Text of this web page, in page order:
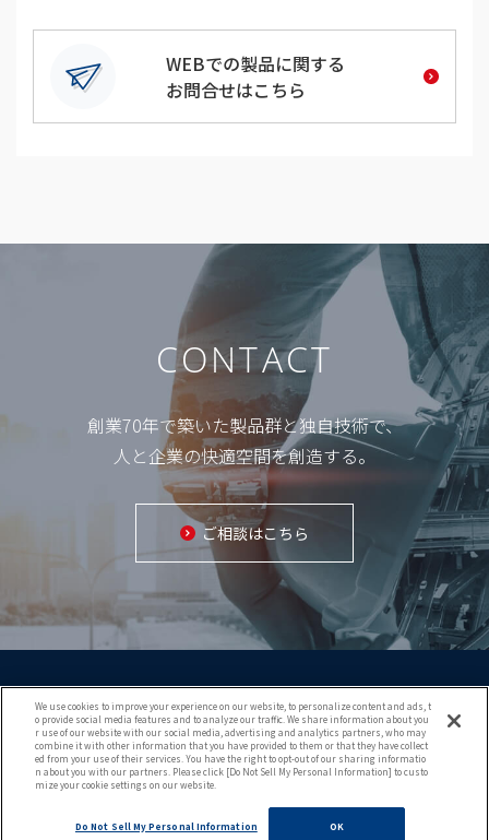
WEBでの製品に関する
お問合せはこちら
CONTACT
創業70年で築いた製品群と独自技術で、
人と企業の快適空間を創造する。
ご相談はこちら
Copyright (c) 2021 KURIMOTO TRADING CO.,LTD.
All rights reserved.
We use cookies to improve your experience on our website, to personalize content and ads, t
o provide social media features and to analyze our traffic. We share information about you
r use of our website with our social media, advertising and analytics partners, who may
combine it with other information that you have provided to them or that they have collect
ed from your use of their services. You have the right to opt-out of our sharing informatio
n about you with our partners. Please click [Do Not Sell My Personal Information] to custo
mize your cookie settings on our website.
Do Not Sell My Personal Information OK